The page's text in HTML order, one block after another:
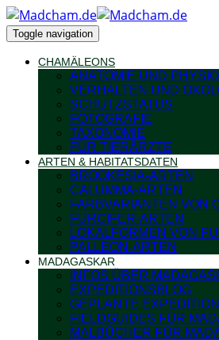
Toggle navigation
CHAMÄLEONS
ANATOMIE UND
VERHALTEN UND
SCHUTZSTATUS
FOTOGRAFIE
TAXONOMIE
FÜR TIERÄRZTE
ARTEN & HABITATSDATEN
BROOKESIA-ARTEN
CALUMMA-ARTEN
FARBVARIANTEN VON
FURCIFER-ARTEN
LOKALFORMEN VON
PALLEON-ARTEN
MADAGASKAR
INFOS ÜBER
EXPEDITIONSBLOG
GEPLANTE
FIELDGUIDES FÜR
MALBÜCHER FÜR